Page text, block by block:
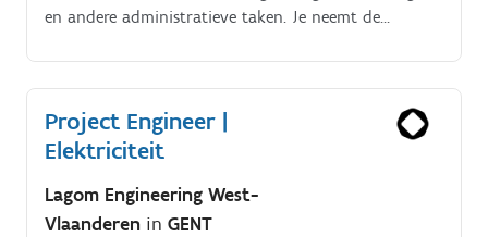
en andere administratieve taken. Je neemt de
Project Engineer |
Elektriciteit
Lagom Engineering West-
Vlaanderen in GENT